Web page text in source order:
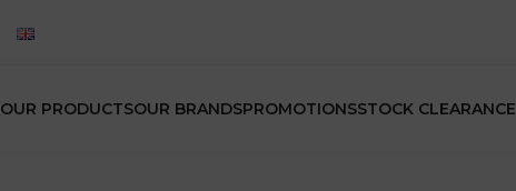
OUR PRODUCTSOUR BRANDSPROMOTIONSSTOCK CLEARANCE